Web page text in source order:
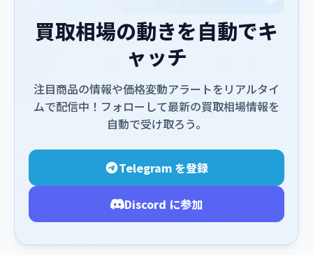
買取相場の動きを自動でキ
ャッチ
注目商品の情報や価格変動アラートをリアルタイ
ムで配信中！フォローして最新の買取相場情報を
自動で受け取ろう。
Telegram を登録
Discord に参加